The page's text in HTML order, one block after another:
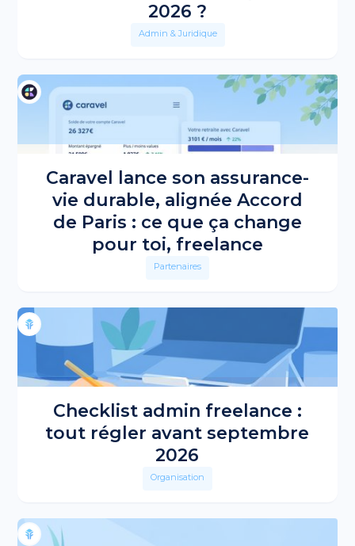
2026 ?
Admin & Juridique
Caravel lance son assurance-
vie durable, alignée Accord
de Paris : ce que ça change
pour toi, freelance
Partenaires
Checklist admin freelance :
tout régler avant septembre
2026
Organisation